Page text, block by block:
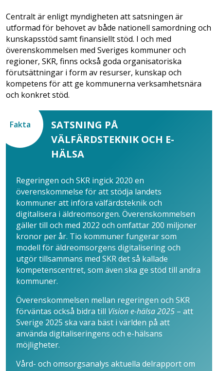
Centralt är enligt myndigheten att satsningen är
utformad för behovet av både nationell samordning och
kunskapsstöd samt finansiellt stöd. I och med
överenskommelsen med Sveriges kommuner och
regioner, SKR, finns också goda organisatoriska
förutsättningar i form av resurser, kunskap och
kompetens för att ge kommunerna verksamhetsnära
och konkret stöd.
Fakta
SATSNING PÅ
VÄLFÄRDSTEKNIK OCH E-
HÄLSA
Regeringen och SKR ingick 2020 en
överenskommelse för att stödja landets
kommuner att införa välfärdsteknik och
digitalisera i äldreomsorgen. Överenskommelsen
gäller till och med 2022 och omfattar 200 miljoner
kronor per år. Tio kommuner fungerar som
modell för äldreomsorgens digitalisering och
utgör tillsammans med SKR det så kallade
kompetenscentret, som även ska ge stöd till andra
kommuner.
Överenskommelsen mellan regeringen och SKR
förväntas också bidra till Vision e-hälsa 2025 – att
Sverige 2025 ska vara bäst i världen på att
använda digitaliseringens och e-hälsans
möjligheter.
Vård- och omsorgsanalys aktuella delrapport om